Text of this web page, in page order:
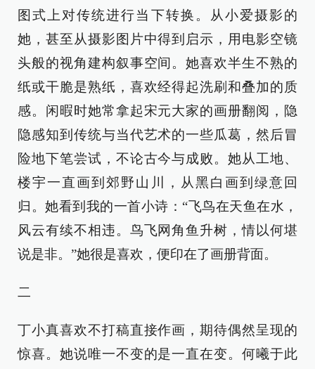
图式上对传统进行当下转换。从小爱摄影的
她，甚至从摄影图片中得到启示，用电影空镜
头般的视角建构叙事空间。她喜欢半生不熟的
纸或干脆是熟纸，喜欢经得起洗刷和叠加的质
感。闲暇时她常拿起宋元大家的画册翻阅，隐
隐感知到传统与当代艺术的一些瓜葛，然后冒
险地下笔尝试，不论古今与成败。她从工地、
楼宇一直画到郊野山川，从黑白画到绿意回
归。她看到我的一首小诗：“飞鸟在天鱼在水，
风云有续不相违。鸟飞网角鱼升树，情以何堪
说是非。”她很是喜欢，便印在了画册背面。
二
丁小真喜欢不打稿直接作画，期待偶然呈现的
惊喜。她说唯一不变的是一直在变。何曦于此